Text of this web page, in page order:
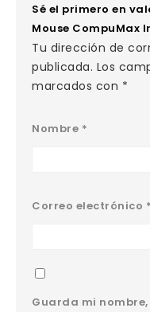
Sé el primero en
Mouse CompuMax
Tu dirección de
publicada. Los
marcados con *
Nombre *
Correo electrónico *
Guarda mi